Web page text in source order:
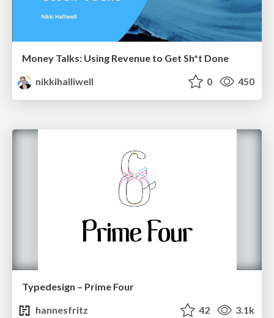
Money Talks: Using Revenue to Get Sh*t Done
nikkihalliwell
0 450
Typedesign – Prime Four
hannesfritz
42 3.1k